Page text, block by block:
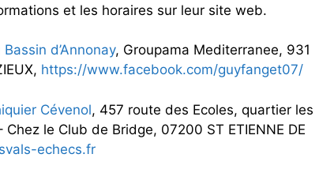
et les horaires sur leur site web.
d’Annonay, Groupama Mediterranee, 931
https://www.facebook.com/guyfanget07/
Cévenol, 457 route des Ecoles, quartier les
le Club de Bridge, 07200 ST ETIENNE DE
echecs.fr